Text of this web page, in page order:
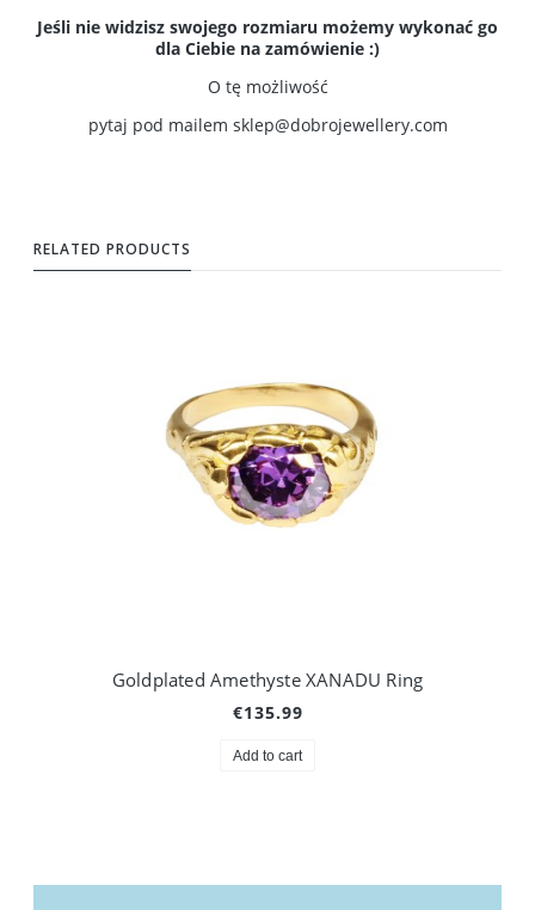
Jeśli nie widzisz swojego rozmiaru możemy wykonać go
dla Ciebie na zamówienie :)
O tę możliwość
pytaj pod mailem sklep@dobrojewellery.com
RELATED PRODUCTS
Goldplated Amethyste XANADU Ring
€135.99
Add to cart